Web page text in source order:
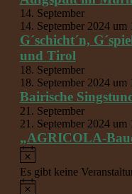
14. September
14. September 2024 um
G´schicht´n,
und Tirol
18. September
18. September 2024 um
Bairische
21. September
21. September 2024 um
„AGRICOLA-
Hinweis
Es gibt keine
Hinweis